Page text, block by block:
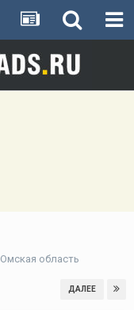
Омская область
ДАЛЕЕ